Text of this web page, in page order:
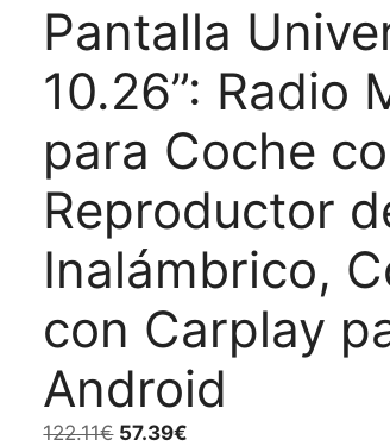
Pantalla
10.26”: Radio
para Coche
Reproductor
Inalámbrico,
con Carplay
Android
122.11€ El
57.39€